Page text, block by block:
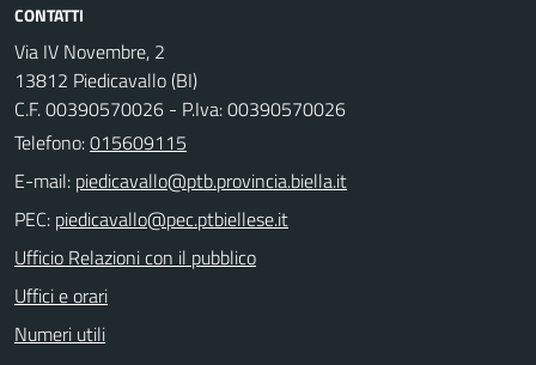
CONTATTI
Via IV Novembre, 2
13812 Piedicavallo (BI)
C.F. 00390570026 - P.Iva: 00390570026
Telefono:015609115
E-mail:
PEC:
Ufficio Relazioni con il pubblico
Uffici e orari
Numeri utili